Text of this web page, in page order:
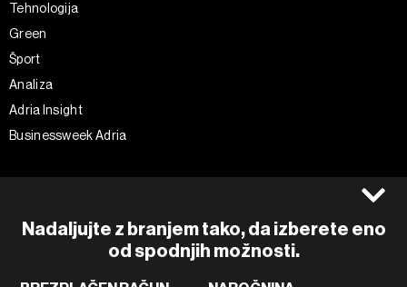
Nadaljujte z branjem tako, da izberete eno
od spodnjih možnosti.
Tehnologija
Green
Šport
Analiza
Adria Insight
Businessweek Adria
Piškotki
Instagram